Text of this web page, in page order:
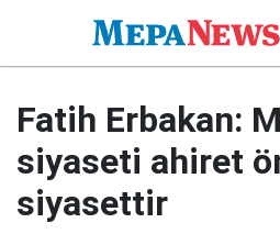
Fatih Erbakan:
siyaseti ahiret
siyasettir